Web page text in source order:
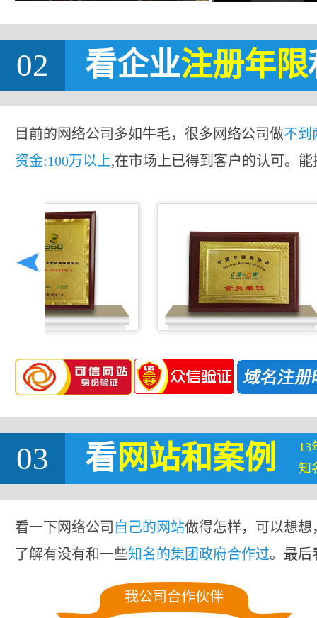
02 看企业注册年限
目前的网络公司多如牛毛，很多网络公司做不到
资金:100万以上,在市场上已得到客户的认可。
03 看网站和案例
13
知
看一下网络公司 自己的网站做得怎样，可以想
了解有没有和一些知名的集团政府合作过。最后
我公司合作伙伴